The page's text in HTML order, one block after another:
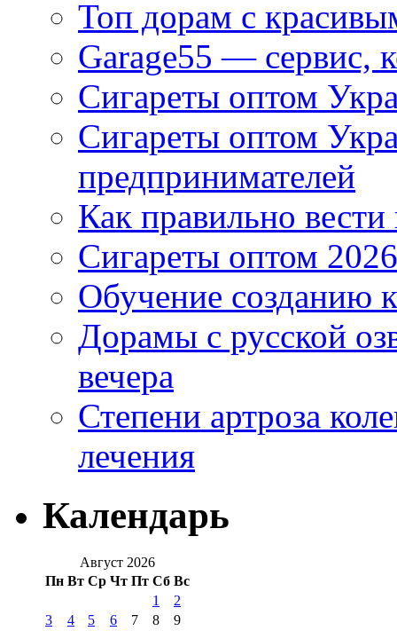
Топ дорам с
Garage55 — сервис,
Сигареты оптом
Сигареты оптом
предпринимателей
Как правильно
Сигареты оптом
Обучение созданию
Дорамы с русской
вечера
Степени артроза
лечения
Календарь
Август 2026
Пн Вт Ср Чт Пт Сб Вс
1
2
3
4 5 6 7 8
9